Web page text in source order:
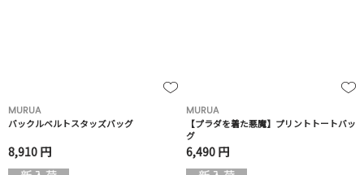
MURUA
バックルベルトスタッズバッグ
8,910 円
MURUA
【プラダを着た悪魔】プリントトートバッ
グ
6,490 円